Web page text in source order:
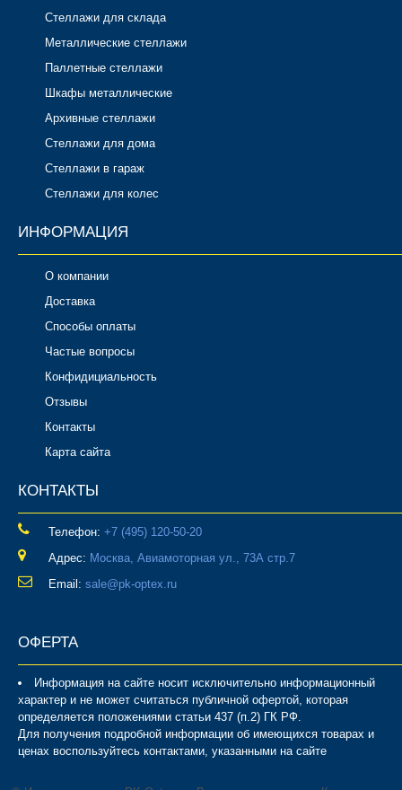
Стеллажи для склада
Металлические стеллажи
Паллетные стеллажи
Шкафы металлические
Архивные стеллажи
Стеллажи для дома
Стеллажи в гараж
Стеллажи для колес
ИНФОРМАЦИЯ
О компании
Доставка
Способы оплаты
Частые вопросы
Конфидициальность
Отзывы
Контакты
Карта сайта
КОНТАКТЫ
Телефон: ‎+7 (495) 120-50-20
Адрес: Москва, Авиамоторная ул., 73А стр.7
Email: sale@pk-optex.ru
ОФЕРТА
Информация на сайте носит исключительно информационный
характер и не может считаться публичной офертой, которая
определяется положениями статьи 437 (п.2) ГК РФ.
Для получения подробной информации об имеющихся товарах и
ценах воспользуйтесь контактами, указанными на сайте